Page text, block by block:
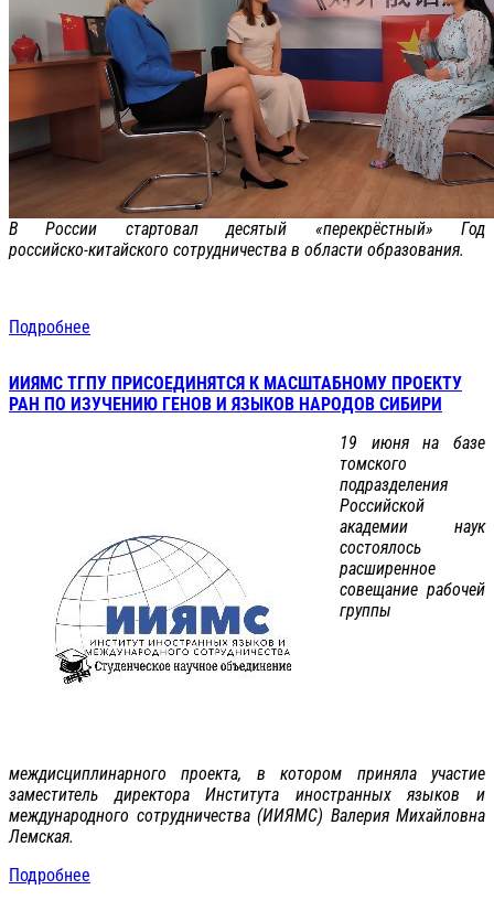
В России стартовал десятый «перекрёстный» Год
российско‑китайского сотрудничества в области образования.
Подробнее
ИИЯМС ТГПУ ПРИСОЕДИНЯТСЯ К МАСШТАБНОМУ ПРОЕКТУ
РАН ПО ИЗУЧЕНИЮ ГЕНОВ И ЯЗЫКОВ НАРОДОВ СИБИРИ
19 июня на базе
томского
подразделения
Российской
академии наук
состоялось
расширенное
совещание рабочей
группы
междисциплинарного проекта, в котором приняла участие
заместитель директора Института иностранных языков и
международного сотрудничества (ИИЯМС) Валерия Михайловна
Лемская.
Подробнее